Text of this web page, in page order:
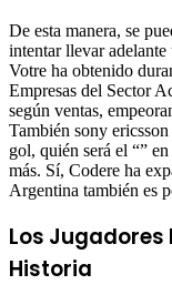
De esta manera, se
intentar llevar
Votre ha obtenido
Empresas del Sector
según ventas,
También sony
gol, quién será el “”
más. Sí, Codere ha
Argentina también es
Los Jugadores
Historia